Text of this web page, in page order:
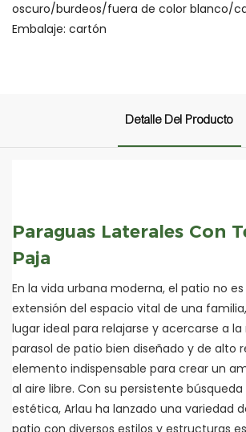
oscuro/burdeos/fuera de color blanco/
Embalaje: cartón
Detalle Del Producto
Paraguas Laterales Con
Paja
En la vida urbana moderna, el patio no
extensión del espacio vital de una
lugar ideal para relajarse y acercarse a la
parasol de patio bien diseñado y de alto
elemento indispensable para crear un
al aire libre. Con su persistente
estética, Arlau ha lanzado una variedad
patio con diversos estilos y estructuras